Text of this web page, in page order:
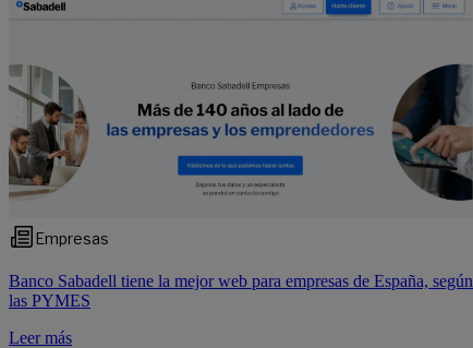
Empresas
Banco Sabadell tiene la mejor web para empresas de España, según
las PYMES
Leer más